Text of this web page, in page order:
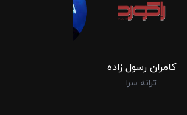
کامران رسول‌ زاده
ترانه سرا